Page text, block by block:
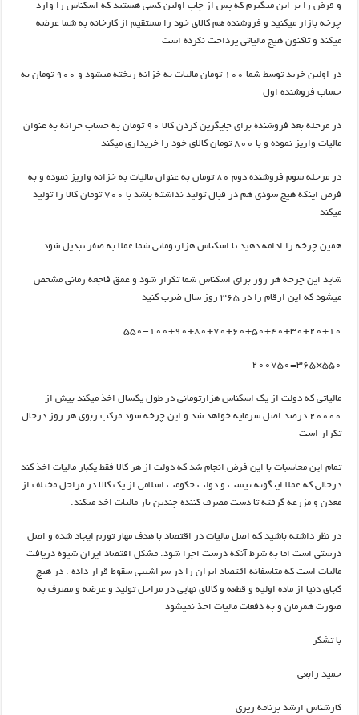
و فرض را بر این میگیرم که پس از چاپ اولین کسی هستید که اسکناس را وارد
چرخه بازار میکنید و فروشنده هم کالای خود را مستقیم از کارخانه به شما عرضه
میکند و تاکنون هیچ مالیاتی پرداخت نکرده است
در اولین خرید توسط شما ۱۰۰ تومان مالیات به خزانه ریخته میشود و ۹۰۰ تومان به
حساب فروشنده اول
در مرحله بعد فروشنده برای جایگزین کردن کالا ۹۰ تومان به حساب خزانه به عنوان
مالیات واریز نموده و با ۸۰۰ تومان کالای خود را خریداری میکند
در مرحله سوم فروشنده دوم ۸۰ تومان به عنوان مالیات به خزانه واریز نموده و به
فرض اینکه هیچ سودی هم در قبال تولید نداشته باشد با ۷۰۰ تومان کالا را تولید
میکند
همین چرخه را ادامه دهید تا اسکناس هزارتومانی شما عملا به صفر تبدیل شود
شاید این چرخه هر روز برای اسکناس شما تکرار شود و عمق فاجعه زمانی مشخص
میشود که این ارقام را در ۳۶۵ روز سال ضرب کنید
۱۰۰+۹۰+۸۰+۷۰+۶۰+۵۰+۴۰+۳۰+۲۰+۱۰=۵۵۰
۵۵۰×۳۶۵=۲۰۰۷۵۰
مالیاتی که دولت از یک اسکناس هزارتومانی در طول یکسال اخذ میکند بیش از
۲۰۰۰۰ درصد اصل سرمایه خواهد شد و این چرخه سود مرکب ربوی هر روز درحال
تکرار است
تمام این محاسبات با این فرض انجام شد که دولت از هر کالا فقط یکبار مالیات اخذ کند
درحالی که عملا اینگونه نیست و دولت حکومت اسلامی از یک کالا در مراحل مختلف از
معدن و مزرعه گرفته تا دست مصرف کننده چندین بار مالیات اخذ میکند.
در نظر داشته باشید که اصل مالیات در اقتصاد با هدف مهار تورم ایجاد شده و اصل
درستی است اما به شرط آنکه درست اجرا شود. مشکل اقتصاد ایران شیوه دریافت
مالیات است که متاسفانه اقتصاد ایران را در سراشیبی سقوط قرار داده . در هیچ
کجای دنیا از ماده اولیه و قطعه و کالای نهایی در مراحل تولید و عرضه و مصرف به
صورت همزمان و به دفعات مالیات اخذ نمیشود
با تشکر
حمید رابعی
کارشناس ارشد برنامه ریزی